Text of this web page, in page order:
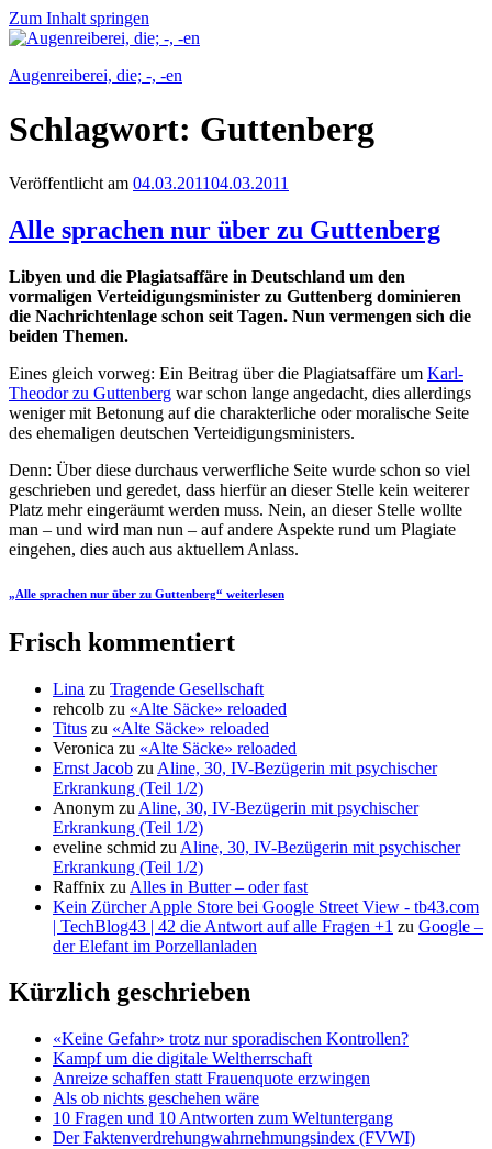
Zum Inhalt springen
Augenreiberei, die; -, -en
Schlagwort: Guttenberg
Veröffentlicht am 04.03.201104.03.2011
Alle sprachen nur über zu Guttenberg
Libyen und die Plagiatsaffäre in Deutschland um den
vormaligen Verteidigungsminister zu Guttenberg dominieren
die Nachrichtenlage schon seit Tagen. Nun vermengen sich die
beiden Themen.
Eines gleich vorweg: Ein Beitrag über die Plagiatsaffäre um Karl-
Theodor zu Guttenberg war schon lange angedacht, dies allerdings
weniger mit Betonung auf die charakterliche oder moralische Seite
des ehemaligen deutschen Verteidigungsministers.
Denn: Über diese durchaus verwerfliche Seite wurde schon so viel
geschrieben und geredet, dass hierfür an dieser Stelle kein weiterer
Platz mehr eingeräumt werden muss. Nein, an dieser Stelle wollte
man – und wird man nun – auf andere Aspekte rund um Plagiate
eingehen, dies auch aus aktuellem Anlass.
„Alle sprachen nur über zu Guttenberg“ weiterlesen
Frisch kommentiert
Lina zu Tragende Gesellschaft
rehcolb zu «Alte Säcke» reloaded
Titus zu «Alte Säcke» reloaded
Veronica zu «Alte Säcke» reloaded
Ernst Jacob zu Aline, 30, IV-Bezügerin mit psychischer
Erkrankung (Teil 1/2)
Anonym zu Aline, 30, IV-Bezügerin mit psychischer
Erkrankung (Teil 1/2)
eveline schmid zu Aline, 30, IV-Bezügerin mit psychischer
Erkrankung (Teil 1/2)
Raffnix zu Alles in Butter – oder fast
Kein Zürcher Apple Store bei Google Street View - tb43.com
| TechBlog43 | 42 die Antwort auf alle Fragen +1 zu Google –
der Elefant im Porzellanladen
Kürzlich geschrieben
«Keine Gefahr» trotz nur sporadischen Kontrollen?
Kampf um die digitale Weltherrschaft
Anreize schaffen statt Frauenquote erzwingen
Als ob nichts geschehen wäre
10 Fragen und 10 Antworten zum Weltuntergang
Der Faktenverdrehungwahrnehmungsindex (FVWI)